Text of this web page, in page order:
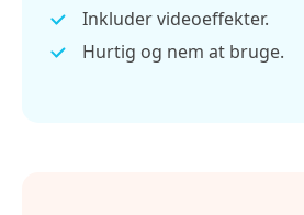
Inkluder videoeffekter.
Hurtig og nem at bruge.